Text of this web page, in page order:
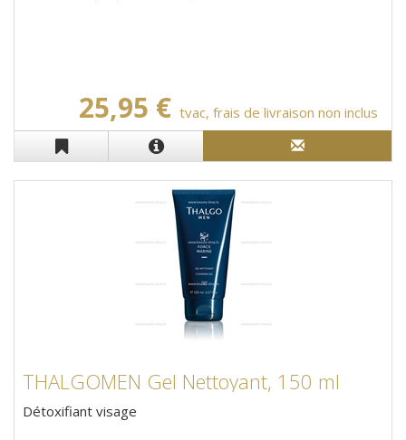
25,95 € tvac, frais de livraison non inclus
THALGOMEN Gel Nettoyant, 150 ml
Détoxifiant visage